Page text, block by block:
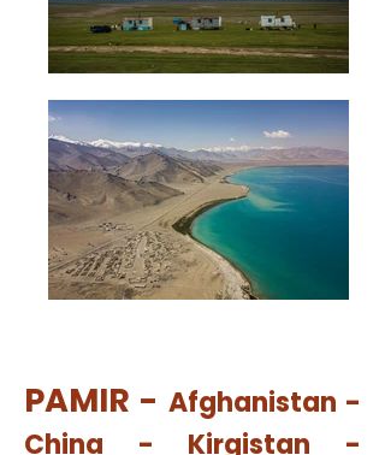
PAMIR - Afghanistan -
China - Kirgistan -